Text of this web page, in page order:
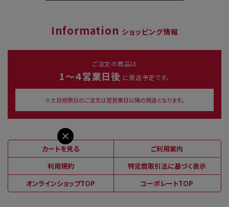
Information ショッピング情報
ご注文の商品は
1～４営業日後 に発送予定です。
※土日祝祭日のご注文は翌営業日以降の発送となります。
カートを見る
ご利用案内
利用規約
特定商取引法に基づく表示
オンラインショップTOP
コーポレートTOP